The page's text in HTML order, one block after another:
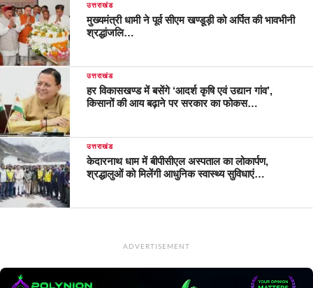
उत्तराखंड
मुख्यमंत्री धामी ने पूर्व सीएम खण्डूड़ी को अर्पित की भावभीनी
श्रद्धांजलि…
उत्तराखंड
हर विकासखण्ड में बसेंगे ‘आदर्श कृषि एवं उद्यान गांव’,
किसानों की आय बढ़ाने पर सरकार का फोकस…
उत्तराखंड
केदारनाथ धाम में बीपीसीएल अस्पताल का लोकार्पण,
श्रद्धालुओं को मिलेंगी आधुनिक स्वास्थ्य सुविधाएं…
ADVERTISEMENT